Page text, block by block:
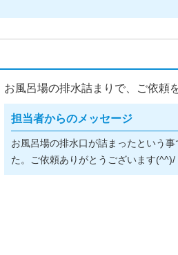
お風呂場の排水詰まりで、ご依頼
担当者からのメッセージ
お風呂場の排水口が詰まったという
た。ご依頼ありがとうございます(^^)/